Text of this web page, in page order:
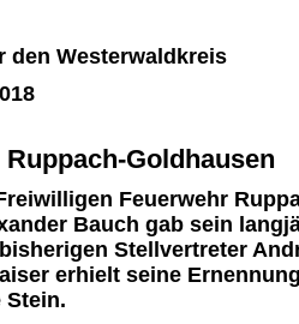
den Westerwaldkreis
Goldhausen
Feuerwehr
Bauch gab sein
Stellvertreter
erhielt seine
Stein.